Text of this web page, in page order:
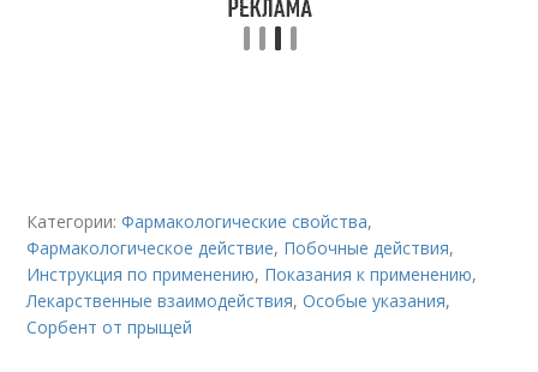
Категории:Фармакологические свойства,
Фармакологическое действие, Побочные действия,
Инструкция по применению, Показания к применению,
Лекарственные взаимодействия,Особые указания,
Сорбент от прыщей